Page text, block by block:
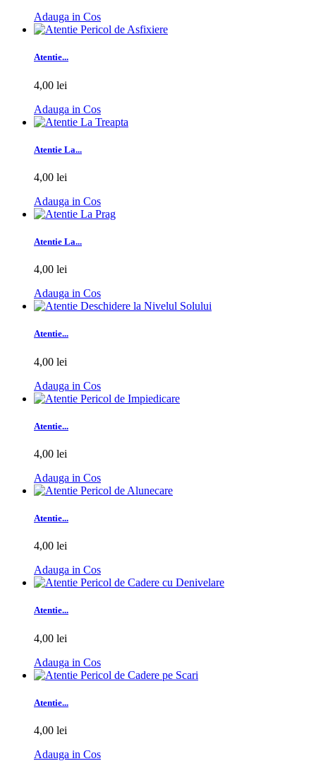
Adauga in Cos
Atentie...
4,00 lei
Adauga in Cos
Atentie La...
4,00 lei
Adauga in Cos
Atentie La...
4,00 lei
Adauga in Cos
Atentie...
4,00 lei
Adauga in Cos
Atentie...
4,00 lei
Adauga in Cos
Atentie...
4,00 lei
Adauga in Cos
Atentie...
4,00 lei
Adauga in Cos
Atentie...
4,00 lei
Adauga in Cos